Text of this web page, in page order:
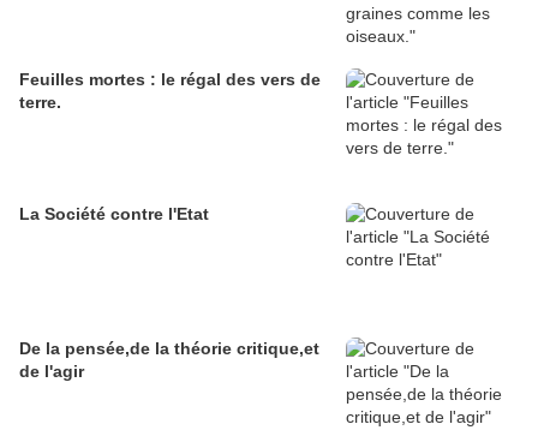
Feuilles mortes : le régal des vers de
terre.
La Société contre l'Etat
De la pensée,de la théorie critique,et
de l'agir